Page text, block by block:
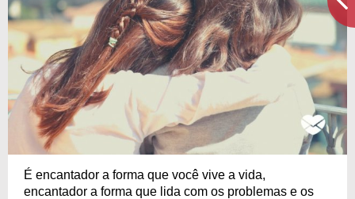
É encantador a forma que você vive a vida,
encantador a forma que lida com os problemas e os